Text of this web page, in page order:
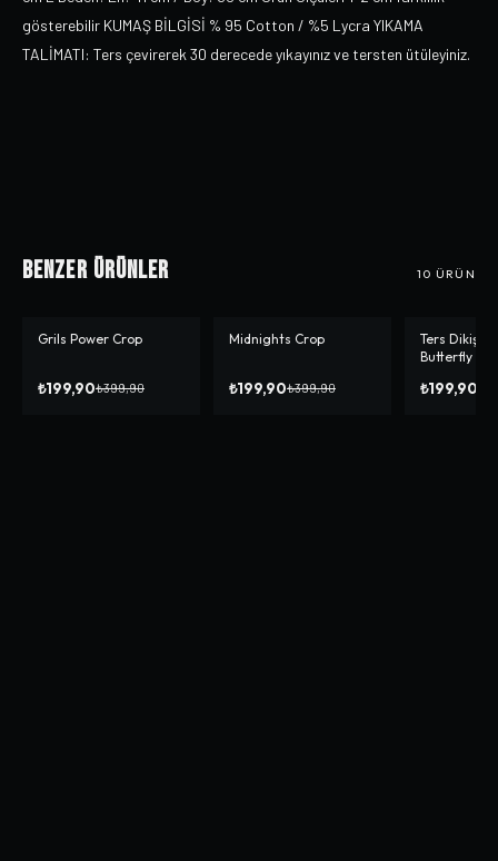
gösterebilir KUMAŞ BİLGİSİ % 95 Cotton / %5 Lycra YIKAMA
TALİMATI: Ters çevirerek 30 derecede yıkayınız ve tersten ütüleyiniz.
Benzer Ürünler 10 ÜRÜN
-% 50
Grils Power Crop
₺199,90₺399,90
-%50
Midnights Crop
₺199,90₺399,90
-%50
Ters Dikiş
Butterfly
₺199,90